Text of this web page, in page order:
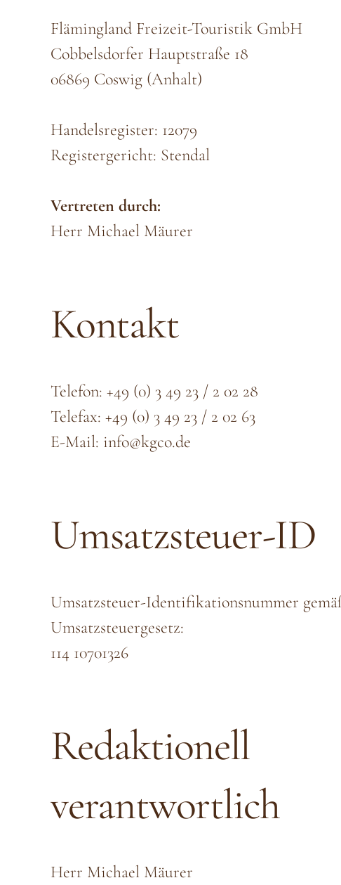
Flämingland Freizeit-Touristik GmbH
Cobbelsdorfer Hauptstraße 18
06869 Coswig (Anhalt)
Handelsregister: 12079
Registergericht: Stendal
Vertreten durch:
Herr Michael Mäurer
Kontakt
Telefon: +49 (0) 3 49 23 / 2 02 28
Telefax: +49 (0) 3 49 23 / 2 02 63
E-Mail: info@kgco.de
Umsatzsteuer-ID
Umsatzsteuer-Identifikationsnummer
Umsatzsteuergesetz:
114 10701326
Redaktionell
verantwortlich
Herr Michael Mäurer